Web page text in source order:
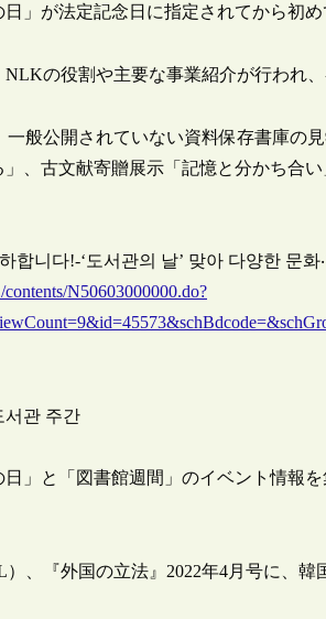
日」が法定記念日に指定されてから初
の役割や主要な事業紹介が行われ
一般公開されていない資料保存書庫の
」、古文献寄贈展示「記憶と分かち合
합니다!-‘도서관의 날’ 맞아 다양한 문화
N50603000000.do?
서관 주간
」と「図書館週間」のイベント情報を
、『外国の立法』2022年4月号に、